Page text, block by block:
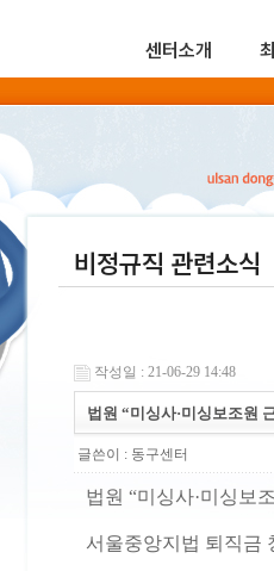
센터소개
비정규직 관련소식
작성일 : 21-06-29 14:48
법원 “미싱사·미싱보조원
글쓴이 : 동구센터
법원 “미싱사·미싱보
서울중앙지법 퇴직금